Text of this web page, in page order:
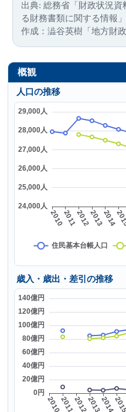
出典: 総務省「財政状況資
る財務書類に関する情報」
作成：澁谷英樹「地方財
概観
人口の推移
歳入・歳出・差引の推移